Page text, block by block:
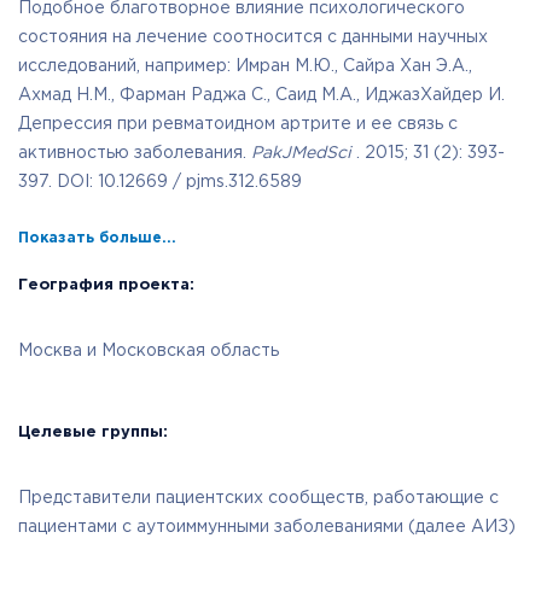
Подобное благотворное влияние психологического
состояния на лечение соотносится с данными научных
исследований, например: Имран М.Ю., Сайра Хан Э.А.,
Ахмад Н.М., Фарман Раджа С., Саид М.А., ИджазХайдер И.
Депрессия при ревматоидном артрите и ее связь с
активностью заболевания. PakJMedSci . 2015; 31 (2): 393-
397. DOI: 10.12669 / pjms.312.6589
Показать больше...
География проекта:
Москва и Московская область
Целевые группы:
Представители пациентских сообществ, работающие с
пациентами с аутоиммунными заболеваниями (далее АИЗ)